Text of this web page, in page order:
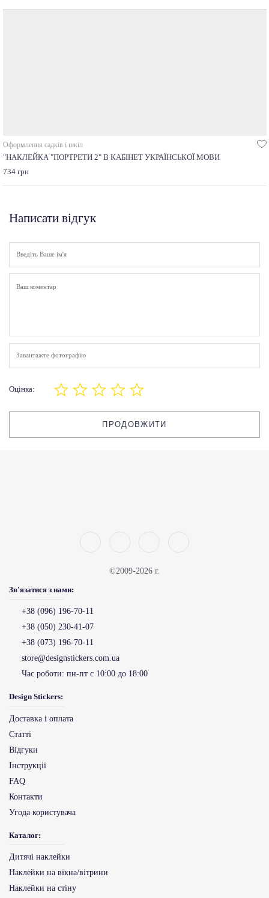
Оформлення садків і шкіл
"НАКЛЕЙКА "ПОРТРЕТИ 2" В КАБІНЕТ УКРАЇНСЬКОЇ МОВИ
734 грн
Написати відгук
Завантажте фотографію
Оцінка:
ПРОДОВЖИТИ
©2009-2026 г.
Зв'язатися з нами:
+38 (096) 196-70-11
+38 (050) 230-41-07
+38 (073) 196-70-11
store@designstickers.com.ua
Час роботи: пн-пт с 10:00 до 18:00
Design Stickers:
Доставка і оплата
Статті
Відгуки
Інструкції
FAQ
Контакти
Угода користувача
Каталог:
Дитячі наклейки
Наклейки на вікна/вітрини
Наклейки на стіну